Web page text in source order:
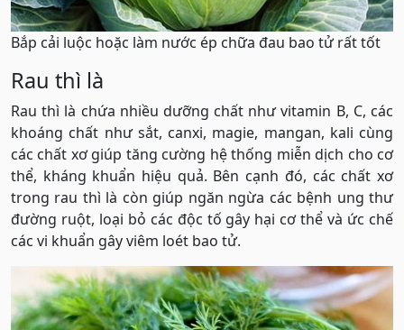
Bắp cải luộc hoặc làm nước ép chữa đau bao tử rất tốt
Rau thì là
Rau thì là chứa nhiều dưỡng chất như vitamin B, C, các
khoáng chất như sắt, canxi, magie, mangan, kali cùng
các chất xơ giúp tăng cường hệ thống miễn dịch cho cơ
thể, kháng khuẩn hiệu quả. Bên cạnh đó, các chất xơ
trong rau thì là còn giúp ngăn ngừa các bệnh ung thư
đường ruột, loại bỏ các độc tố gây hại cơ thể và ức chế
các vi khuẩn gây viêm loét bao tử.